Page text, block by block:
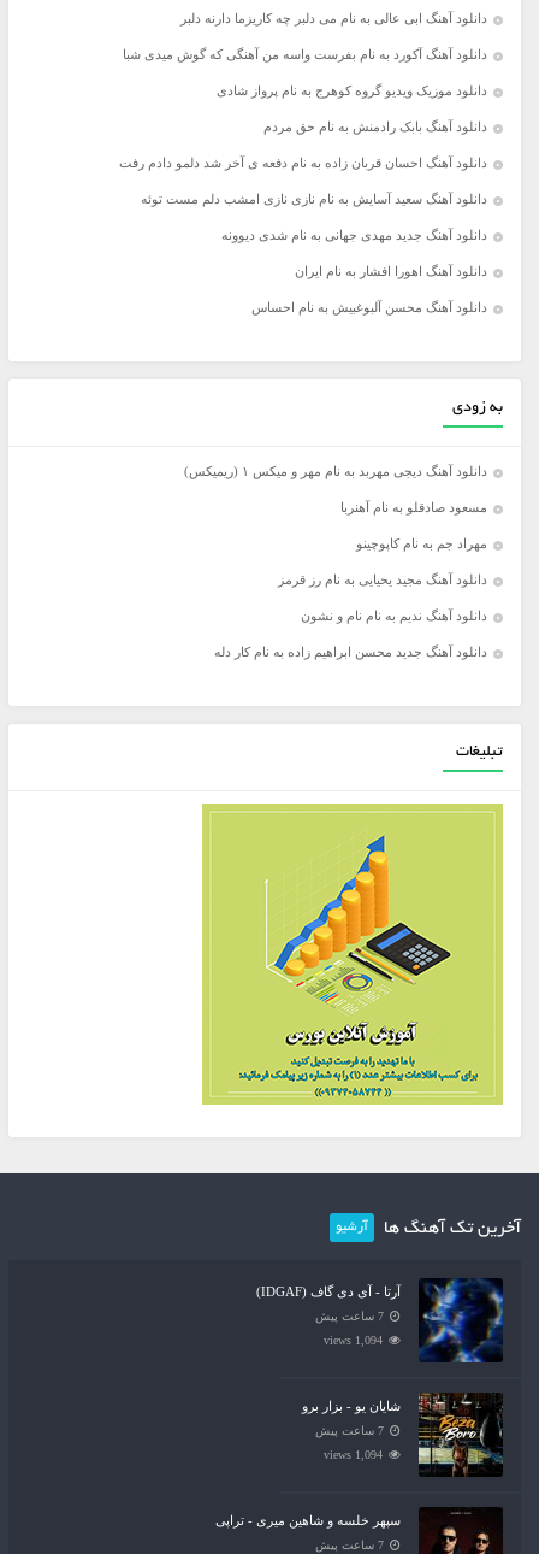
دانلود آهنگ ابی عالی به نام می دلبر چه کاریزما دارنه دلبر
دانلود آهنگ آکورد به نام بفرست واسه من آهنگی که گوش میدی شبا
دانلود موزیک ویدیو گروه کوهرج به نام پرواز شادی
دانلود آهنگ بابک رادمنش به نام حق مردم
دانلود آهنگ احسان قربان زاده به نام دفعه ی آخر شد دلمو دادم رفت
دانلود آهنگ سعید آسایش به نام نازی نازی امشب دلم مست توئه
دانلود آهنگ جدید مهدی جهانی به نام شدی دیوونه
دانلود آهنگ اهورا افشار به نام ایران
دانلود آهنگ محسن آلبوغبیش به نام احساس
به زودی
دانلود آهنگ دیجی مهربد به نام مهر و میکس ۱ (ریمیکس)
مسعود صادقلو به نام آهنربا
مهراد جم به نام کاپوچینو
دانلود آهنگ مجید یحیایی به نام رز قرمز
دانلود آهنگ ندیم به نام نام و نشون
دانلود آهنگ جدید محسن ابراهیم زاده به نام کار دله
تبلیغات
آخرین تک آهنگ ها آرشیو
آرتا - آی دی گاف (IDGAF)
7 ساعت پیش
1,094 views
شایان یو - بزار برو
7 ساعت پیش
1,094 views
سپهر خلسه و شاهین میری - تراپی
7 ساعت پیش